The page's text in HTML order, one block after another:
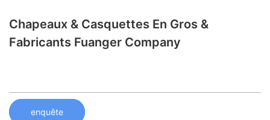
Chapeaux & Casquettes En Gros &
Fabricants Fuanger Company
enquête